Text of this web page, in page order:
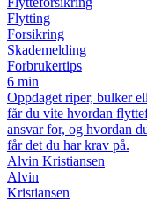
Flytting
Forsikring
Skademelding
Forbrukertips
6 min
Oppdaget riper, bulker
får du vite hvordan
ansvar for, og hvordan
får det du har krav på.
Alvin Kristiansen
Alvin
Kristiansen